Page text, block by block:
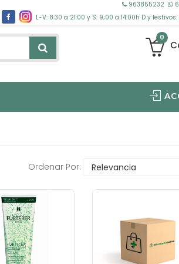
963855232
L-V: 8:30 a 21:00 y S: 9;00 a 14:00h D y
0
Ordenar Por: